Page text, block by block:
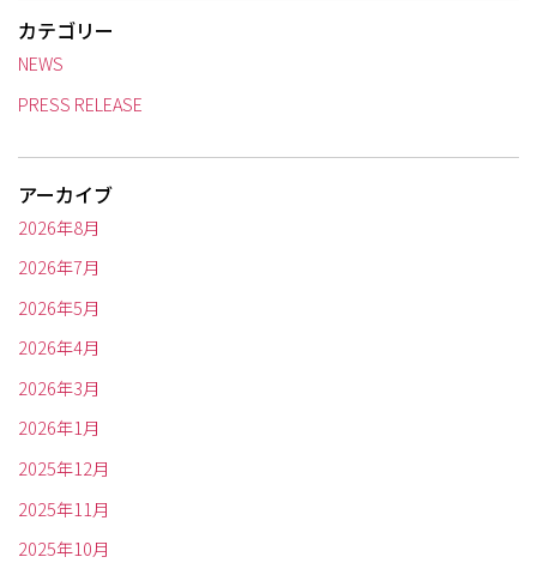
カテゴリー
NEWS
PRESS RELEASE
アーカイブ
2026年8月
2026年7月
2026年5月
2026年4月
2026年3月
2026年1月
2025年12月
2025年11月
2025年10月